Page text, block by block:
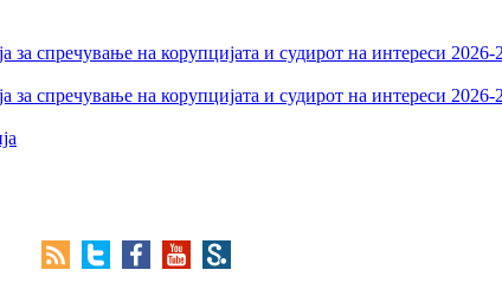
за спречување на корупцијата и судирот на интереси
за спречување на корупцијата и судирот на интереси